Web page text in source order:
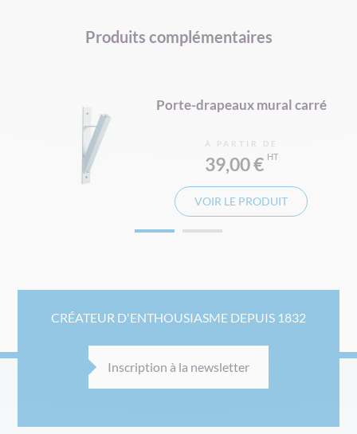
Produits complémentaires
Porte-drapeaux mural carré
À PARTIR DE
39,00 €
VOIR LE PRODUIT
CRÉATEUR D'ENTHOUSIASME DEPUIS 1832
Inscription à la newsletter